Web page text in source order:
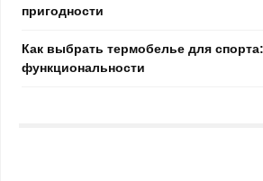
пригодности
Как выбрать термобелье для
функциональности